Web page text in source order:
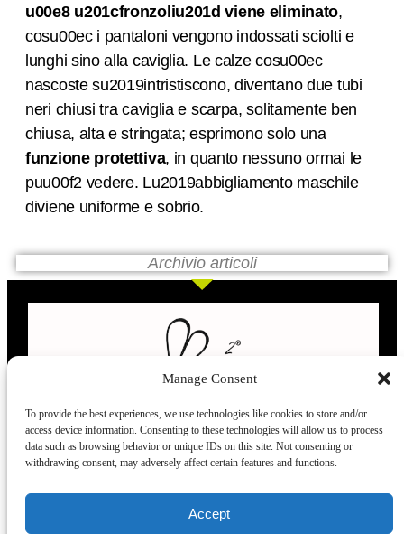
Manage Consent
To provide the best experiences, we use technologies like cookies to store and/or
access device information. Consenting to these technologies will allow us to process
data such as browsing behavior or unique IDs on this site. Not consenting or
withdrawing consent, may adversely affect certain features and functions.
Accept
u00e8 u201cfronzoliu201d viene eliminato,
cosu00ec i pantaloni vengono indossati sciolti e
lunghi sino alla caviglia. Le calze cosu00ec
nascoste su2019intristiscono, diventano due tubi
neri chiusi tra caviglia e scarpa, solitamente ben
chiusa, alta e stringata; esprimono solo una
funzione protettiva, in quanto nessuno ormai le
puu00f2 vedere. Lu2019abbigliamento maschile
diviene uniforme e sobrio.
Archivio articoli
L’evoluzione delle calze
Chi siamo